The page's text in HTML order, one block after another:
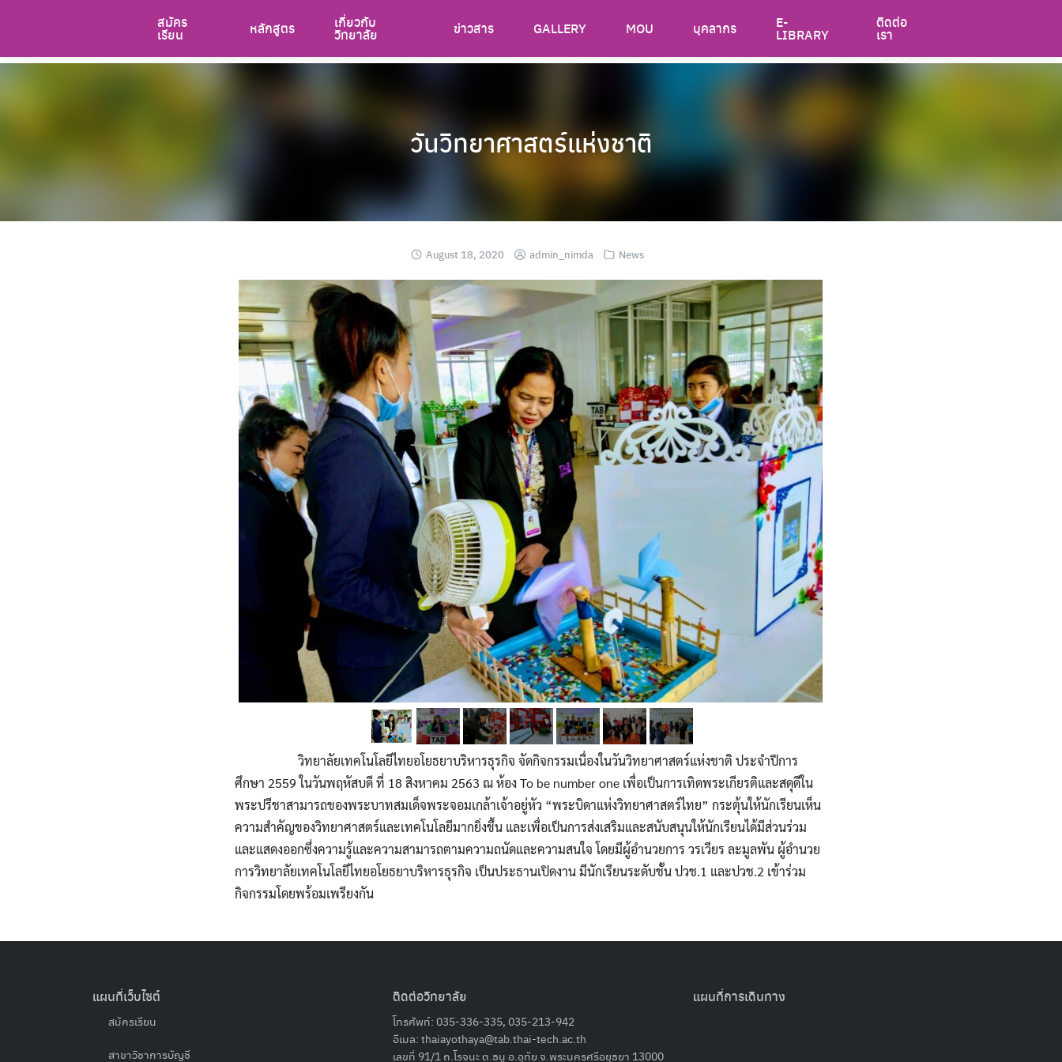
สมัคร
เรียน หลักสูตร เกี่ยวกับ
วิทยาลัย ข่าวสาร GALLERY MOU บุคลากร E-
LIBRARY
ติดต่อ
เรา
Search
for: Search
วันวิทยาศาสตร์แห่งชาติ
August 18, 2020 admin_nimda News
………………..วิทยาลัยเทคโนโลยีไทยอโยธยาบริหารธุรกิจ จัดกิจกรรมเนื่องในวันวิทยาศาสตร์แห่งชาติ ประจำปีการ
ศึกษา 2559 ในวันพฤหัสบดี ที่ 18 สิงหาคม 2563 ณ ห้อง To be number one เพื่อเป็นการเทิดพระเกียรติและสดุดีใน
พระปรีชาสามารถของพระบาทสมเด็จพระจอมเกล้าเจ้าอยู่หัว “พระบิดาแห่งวิทยาศาสตร์ไทย” กระตุ้นให้นักเรียนเห็น
ความสำคัญของวิทยาศาสตร์และเทคโนโลยีมากยิ่งขึ้น และเพื่อเป็นการส่งเสริมและสนับสนุนให้นักเรียนได้มีส่วนร่วม
และแสดงออกซึ่งความรู้และความสามารถตามความถนัดและความสนใจ โดยมีผู้อำนวยการ วรเวียร ละมูลพัน ผู้อำนวย
การวิทยาลัยเทคโนโลยีไทยอโยธยาบริหารธุรกิจ เป็นประธานเปิดงาน มีนักเรียนระดับชั้น ปวช.1 และปวช.2 เข้าร่วม
กิจกรรมโดยพร้อมเพรียงกัน
แผนที่เว็บไซต์
สมัครเรียน
สาขาวิชาการบัญชี
ติดต่อวิทยาลัย
โทรศัพท์: 035-336-335, 035-213-942
อีเมล: thaiayothaya@tab.thai-tech.ac.th
เลขที่ 91/1 ถ.โรจนะ ต.ธนู อ.อุทัย จ.พระนครศรีอยุธยา 13000
แผนที่การเดินทาง